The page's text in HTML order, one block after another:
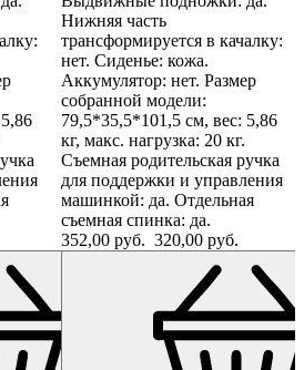
Нижняя часть
трансформируется в качалку:
нет. Сиденье: кожа.
Аккумулятор: нет. Размер
собранной модели:
79,5*35,5*101,5 см, вес: 5,86
кг, макс. нагрузка: 20 кг.
Съемная родительская ручка
для поддержки и управления
машинкой: да. Отдельная
съемная спинка: да.
352,00 руб. 320,00 руб.